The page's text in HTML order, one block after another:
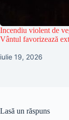
Incendiu violent de
Vântul favorizează
iulie 19, 2026
Lasă un răspuns